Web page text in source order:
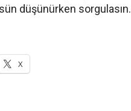
düşünürken sorgulasın.
X